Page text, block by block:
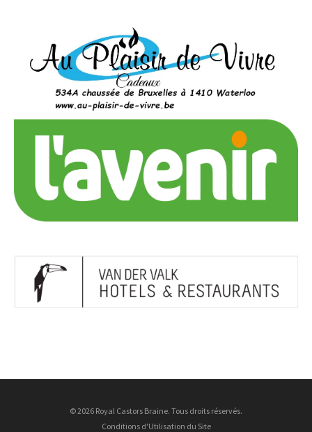
© 2026 Royal Castors Braine. Tous droits réservés.
Conditions d'Utilisation du Site